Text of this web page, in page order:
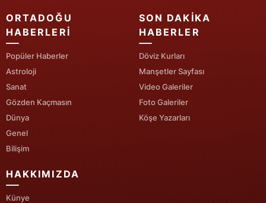
Bayburt
Karaman
Batman
ORTADOĞU
HABERLERI
Popüler Haberler
Astroloji
Sanat
Gözden Kaçmasın
Dünya
Genel
Bilişim
SON DAKIKA
HABERLER
Döviz Kurları
Manşetler Sayfası
Video Galeriler
Foto Galeriler
Köşe Yazarları
HAKKIMIZDA
Künye